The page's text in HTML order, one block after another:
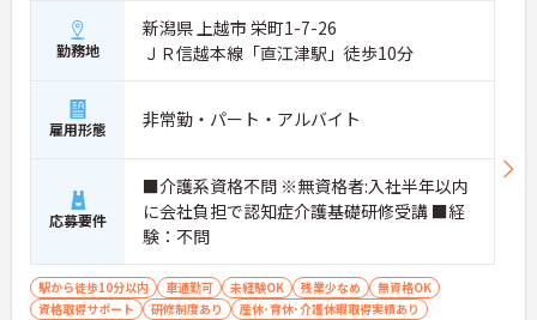
方でも安心してスタートできるのが特徴です。お客
様から直接「ありがとう」と感謝の言葉をいただけ
る機会も多く、日々やりがいを感じながら働けま
やプライベートとの両立がしやすい職場です。勤務
や時間の相談が可能で、WワークもOK！「今は少し
ずつ働いて、子育てが落ち着いたら日数を増やした
い」という希望も叶います。過去3年間で700名以上
が正社員に登用されており、ライフステージに合わ
せた働き方が選べます。
◆社内ガイドラインの範囲内で髪色や髪型が自由で
す！ネイルやまつげエクステ、ひげもOKなので、お
しゃれを我慢することなく、自分らしくのびのびと
活躍できます。
勤務地
新潟県 上越市 栄町1-7-26
ＪＲ信越本線「直江津駅」徒歩10分
雇用形態 非常勤・パート・アルバイト
応募要件
■介護系資格不問 ※無資格者:入社半年以内
に会社負担で認知症介護基礎研修受講 ■経
験：不問
駅から徒歩10分以内 車通勤可 未経験OK 残業少なめ
無資格OK
資格取得サポート
研修制度あり
産休･育休･介護休暇取得実績あり